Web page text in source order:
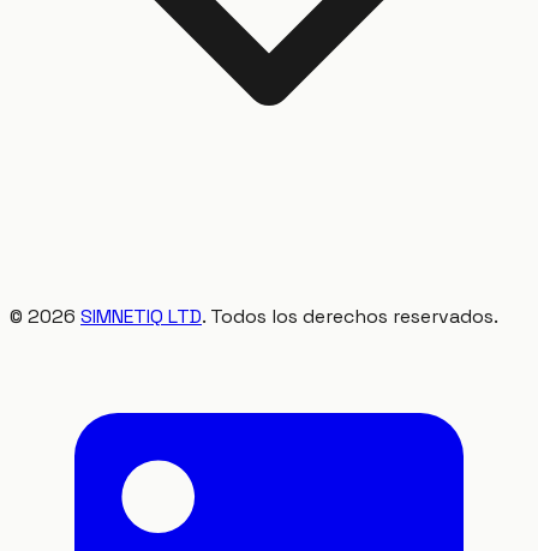
© 2026 SIMNETIQ LTD. Todos los derechos reservados.